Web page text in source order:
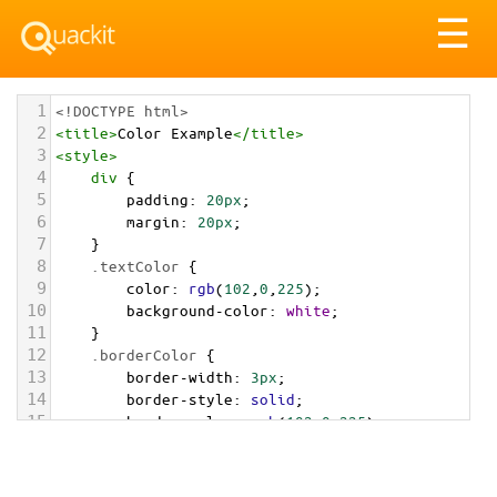
☰
1 <!DOCTYPE html>
2 <title>Color Example</title>
3 <style>
4 div {
5 padding: 20px;
6 margin: 20px;
7 }
8 .textColor {
9 color: rgb(102 0 225);
10 background-color: white;
11 }
12 .borderColor {
13 border-width: 3px;
14 border-style: solid;
15 border-color: rgb(102,0,225);